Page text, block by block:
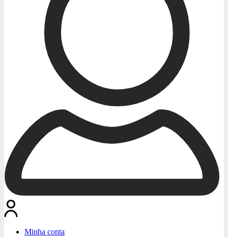
Minha conta